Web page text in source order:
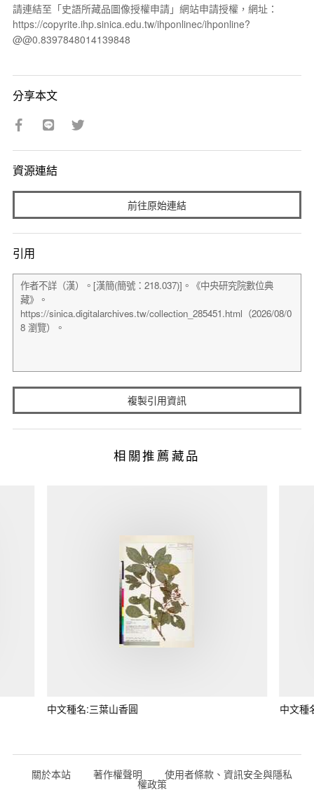
請連結至「史語所藏品圖像授權申請」網站申請授權，網址：
https://copyrite.ihp.sinica.edu.tw/ihponlinec/ihponline?
@@0.8397848014139848
分享本文
資源連結
前往原始連結
引用
複製引用資訊
相關推薦藏品
中文種名:三葉山香圓 中文種
關於本站 著作權聲明 使用者條款、資訊安全與隱私
權政策